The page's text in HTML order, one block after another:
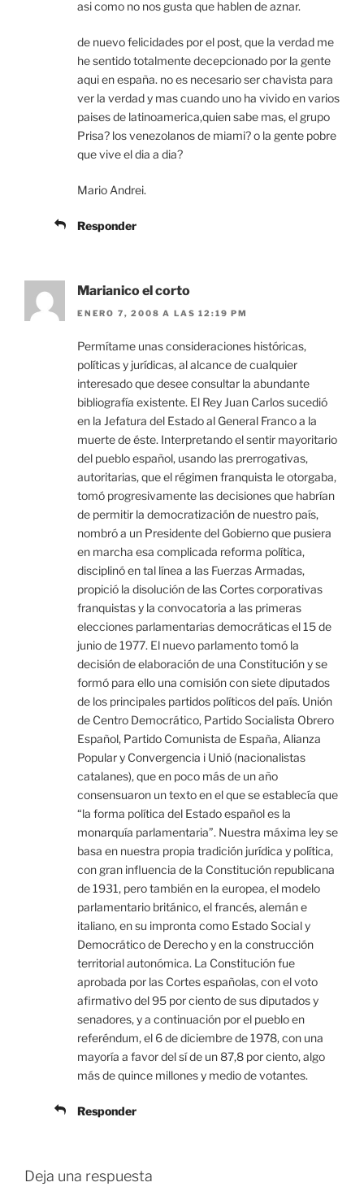
asi como no nos gusta que hablen de aznar.
de nuevo felicidades por el post, que la verdad me
he sentido totalmente decepcionado por la gente
aqui en españa. no es necesario ser chavista para
ver la verdad y mas cuando uno ha vivido en varios
paises de latinoamerica,quien sabe mas, el grupo
Prisa? los venezolanos de miami? o la gente pobre
que vive el dia a dia?
Mario Andrei.
Responder
Marianico el corto
ENERO 7, 2008 A LAS 12:19 PM
Permítame unas consideraciones históricas,
políticas y jurídicas, al alcance de cualquier
interesado que desee consultar la abundante
bibliografía existente. El Rey Juan Carlos sucedió
en la Jefatura del Estado al General Franco a la
muerte de éste. Interpretando el sentir mayoritario
del pueblo español, usando las prerrogativas,
autoritarias, que el régimen franquista le otorgaba,
tomó progresivamente las decisiones que habrían
de permitir la democratización de nuestro país,
nombró a un Presidente del Gobierno que pusiera
en marcha esa complicada reforma política,
disciplinó en tal línea a las Fuerzas Armadas,
propició la disolución de las Cortes corporativas
franquistas y la convocatoria a las primeras
elecciones parlamentarias democráticas el 15 de
junio de 1977. El nuevo parlamento tomó la
decisión de elaboración de una Constitución y se
formó para ello una comisión con siete diputados
de los principales partidos políticos del país. Unión
de Centro Democrático, Partido Socialista Obrero
Español, Partido Comunista de España, Alianza
Popular y Convergencia i Unió (nacionalistas
catalanes), que en poco más de un año
consensuaron un texto en el que se establecía que
“la forma política del Estado español es la
monarquía parlamentaria”. Nuestra máxima ley se
basa en nuestra propia tradición jurídica y política,
con gran influencia de la Constitución republicana
de 1931, pero también en la europea, el modelo
parlamentario británico, el francés, alemán e
italiano, en su impronta como Estado Social y
Democrático de Derecho y en la construcción
territorial autonómica. La Constitución fue
aprobada por las Cortes españolas, con el voto
afirmativo del 95 por ciento de sus diputados y
senadores, y a continuación por el pueblo en
referéndum, el 6 de diciembre de 1978, con una
mayoría a favor del sí de un 87,8 por ciento, algo
más de quince millones y medio de votantes.
Responder
Deja una respuesta